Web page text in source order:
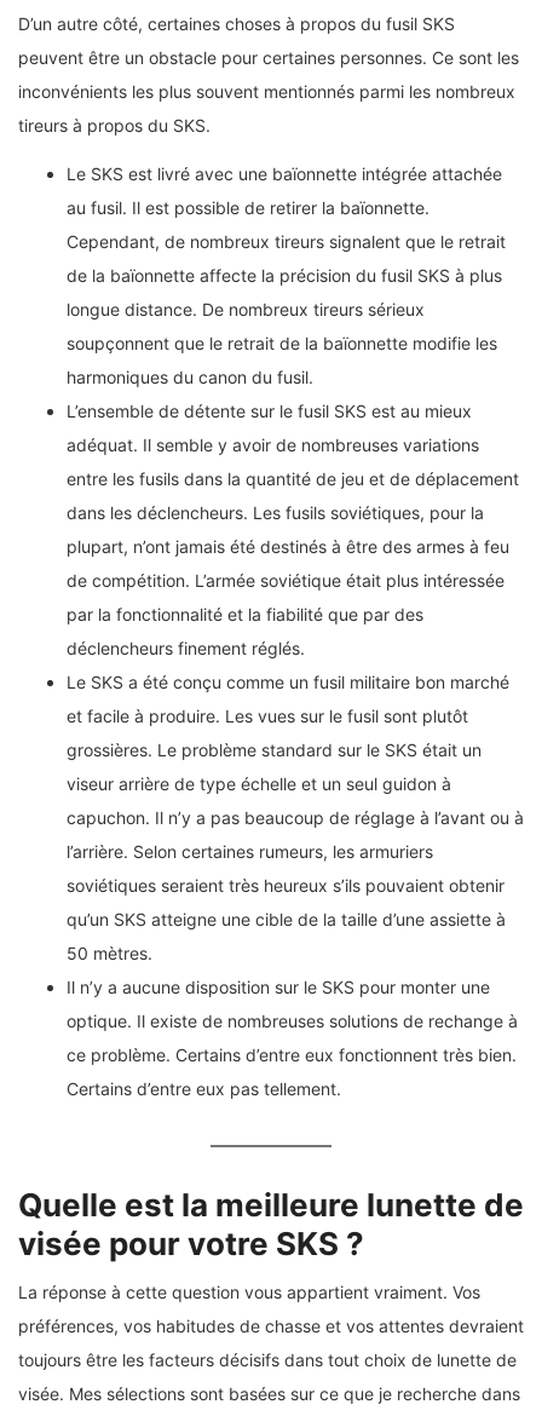
D’un autre côté, certaines choses à propos du fusil SKS
peuvent être un obstacle pour certaines personnes. Ce sont les
inconvénients les plus souvent mentionnés parmi les nombreux
tireurs à propos du SKS.
Le SKS est livré avec une baïonnette intégrée attachée
au fusil. Il est possible de retirer la baïonnette.
Cependant, de nombreux tireurs signalent que le retrait
de la baïonnette affecte la précision du fusil SKS à plus
longue distance. De nombreux tireurs sérieux
soupçonnent que le retrait de la baïonnette modifie les
harmoniques du canon du fusil.
L’ensemble de détente sur le fusil SKS est au mieux
adéquat. Il semble y avoir de nombreuses variations
entre les fusils dans la quantité de jeu et de déplacement
dans les déclencheurs. Les fusils soviétiques, pour la
plupart, n’ont jamais été destinés à être des armes à feu
de compétition. L’armée soviétique était plus intéressée
par la fonctionnalité et la fiabilité que par des
déclencheurs finement réglés.
Le SKS a été conçu comme un fusil militaire bon marché
et facile à produire. Les vues sur le fusil sont plutôt
grossières. Le problème standard sur le SKS était un
viseur arrière de type échelle et un seul guidon à
capuchon. Il n’y a pas beaucoup de réglage à l’avant ou à
l’arrière. Selon certaines rumeurs, les armuriers
soviétiques seraient très heureux s’ils pouvaient obtenir
qu’un SKS atteigne une cible de la taille d’une assiette à
50 mètres.
Il n’y a aucune disposition sur le SKS pour monter une
optique. Il existe de nombreuses solutions de rechange à
ce problème. Certains d’entre eux fonctionnent très bien.
Certains d’entre eux pas tellement.
Quelle est la meilleure lunette de
visée pour votre SKS ?
La réponse à cette question vous appartient vraiment. Vos
préférences, vos habitudes de chasse et vos attentes devraient
toujours être les facteurs décisifs dans tout choix de lunette de
visée. Mes sélections sont basées sur ce que je recherche dans